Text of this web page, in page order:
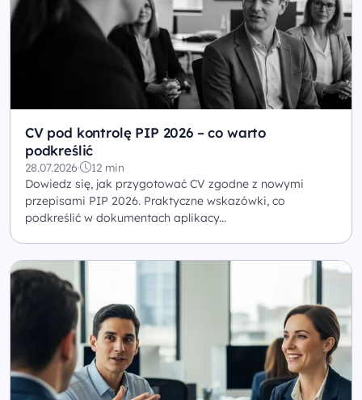
CV pod kontrolę PIP 2026 – co warto
podkreślić
28.07.2026· 12 min
Dowiedz się, jak przygotować CV zgodne z nowymi
przepisami PIP 2026. Praktyczne wskazówki, co
podkreślić w dokumentach aplikacy...